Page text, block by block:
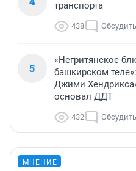
транспорта
438 Обсудить
5
«Негритянское
башкирском
Джими
основал ДДТ
432 Обсудить
МНЕНИЕ